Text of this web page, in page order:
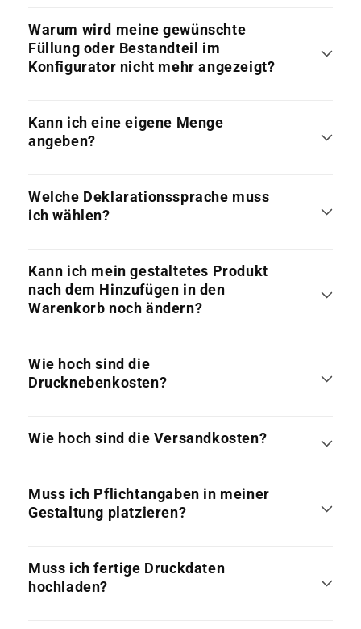
Warum wird meine gewünschte
Füllung oder Bestandteil im
Konfigurator nicht mehr angezeigt?
Kann ich eine eigene Menge
angeben?
Welche Deklarationssprache muss
ich wählen?
Kann ich mein gestaltetes Produkt
nach dem Hinzufügen in den
Warenkorb noch ändern?
Wie hoch sind die
Drucknebenkosten?
Wie hoch sind die Versandkosten?
Muss ich Pflichtangaben in meiner
Gestaltung platzieren?
Muss ich fertige Druckdaten
hochladen?